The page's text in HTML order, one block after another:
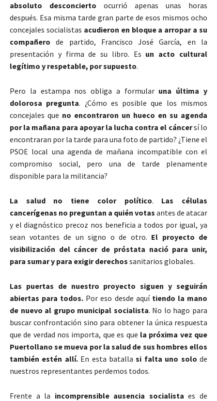
absoluto desconcierto ocurrió apenas unas horas
después. Esa misma tarde gran parte de esos mismos ocho
concejales socialistas acudieron en bloque a arropar a su
compañero de partido, Francisco José García, en la
presentación y firma de su libro. Es un acto cultural
legítimo y respetable, por supuesto.
Pero la estampa nos obliga a formular una última y
dolorosa pregunta. ¿Cómo es posible que los mismos
concejales que no encontraron un hueco en su agenda
por la mañana para apoyar la lucha contra el cáncersí lo
encontraran por la tarde para una foto de partido? ¿Tiene el
PSOE local una agenda de mañana incompatible con el
compromiso social, pero una de tarde plenamente
disponible para la militancia?
La salud no tiene color político. Las células
cancerígenas no preguntan a quién votas antes de atacar
y el diagnóstico precoz nos beneficia a todos por igual, ya
sean votantes de un signo o de otro. El proyecto de
visibilización del cáncer de próstata nació para unir,
para sumar y para exigir derechos sanitarios globales.
Las puertas de nuestro proyecto siguen y seguirán
abiertas para todos. Por eso desde aquí tiendo la mano
de nuevo al grupo municipal socialista. No lo hago para
buscar confrontación sino para obtener la única respuesta
que de verdad nos importa, que es que la próxima vez que
Puertollano se mueva por la salud de sus hombres ellos
también estén allí.En esta batallasi falta uno solo de
nuestros representantes perdemos todos.
Frente a la incomprensible ausencia socialista es de